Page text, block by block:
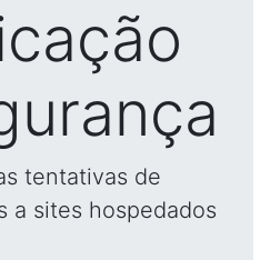
tentativas de
a sites hospedados